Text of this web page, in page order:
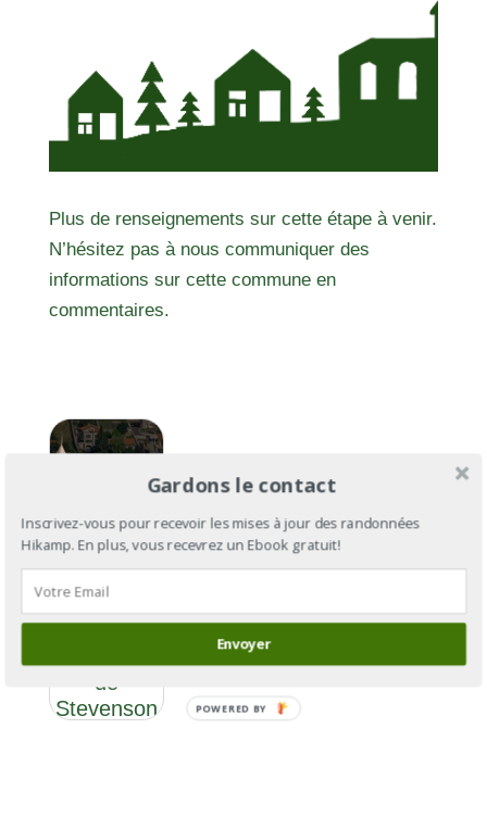
Plus de renseignements sur cette étape à venir.
N’hésitez pas à nous communiquer des
informations sur cette commune en
commentaires.
GR®70 :
de
Stevenson
Gardons le contact
Inscrivez-vous pour recevoir les mises à jour des randonnées
Hikamp. En plus, vous recevrez un Ebook gratuit!
Envoyer
POWERED BY